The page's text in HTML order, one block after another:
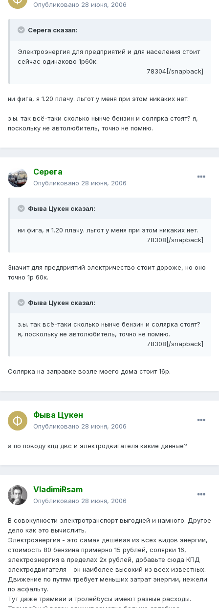
Опубликовано 28 июня, 2006
Серега сказал:
Электроэнергия для предприятий и для населения стоит
сейчас одинаково 1р60к.
78304[/snapback]
ни фига, я 1.20 плачу. льгот у меня при этом никаких нет.
з.ы. так всё-таки сколько нынче бензин и солярка стоят? я,
поскольку не автолюбитель, точно не помню.
Серега
Опубликовано 28 июня, 2006
Фыва Цукен сказал:
ни фига, я 1.20 плачу. льгот у меня при этом никаких нет.
78308[/snapback]
Значит для предприятий электричество стоит дороже, но оно
точно 1р 60к.
Фыва Цукен сказал:
з.ы. так всё-таки сколько нынче бензин и солярка стоят?
я, поскольку не автолюбитель, точно не помню.
78308[/snapback]
Солярка на заправке возле моего дома стоит 16р.
Фыва Цукен
Опубликовано 28 июня, 2006
а по поводу кпд двс и электродвигателя какие данные?
VladimiRsam
Опубликовано 28 июня, 2006
В совокупности электротранспорт выгодней и намного. Другое
дело как это вычислить.
Электроэнергия - это самая дешёвая из всех видов энергии,
стоимость 80 бензина примерно 15 рублей, солярки 16,
электроэнергия в пределах 2х рублей, добавьте сюда КПД
электродвигателя - он наиболее высокий из всех известных.
Движение по путям требует меньших затрат энергии, нежели
по асфальту.
Тут даже трамваи и тролейбусы имеют разные расходы.